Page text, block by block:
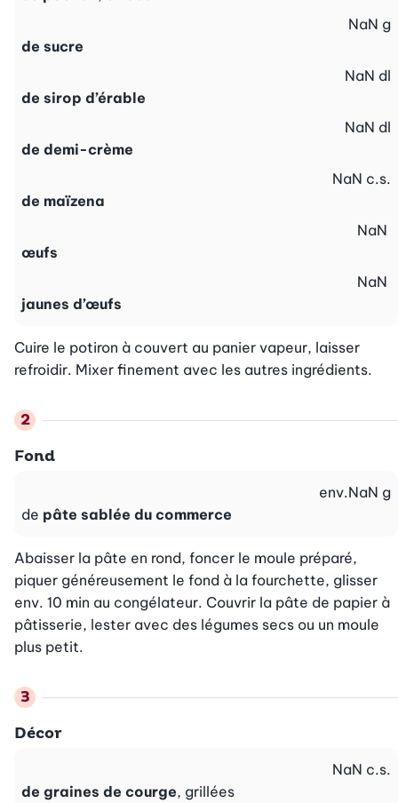
de sucre
NaN g
de sirop d’érable
NaN dl
de demi-crème
NaN dl
de maïzena
NaN c.s.
œufs
NaN
jaunes d’œufs
NaN
Cuire le potiron à couvert au panier vapeur, laisser
refroidir. Mixer finement avec les autres ingrédients.
Fond
de pâte sablée du commerce
env.NaN g
Abaisser la pâte en rond, foncer le moule préparé,
piquer généreusement le fond à la fourchette, glisser
env. 10 min au congélateur. Couvrir la pâte de papier à
pâtisserie, lester avec des légumes secs ou un moule
plus petit.
Décor
de graines de courge, grillées
NaN c.s.